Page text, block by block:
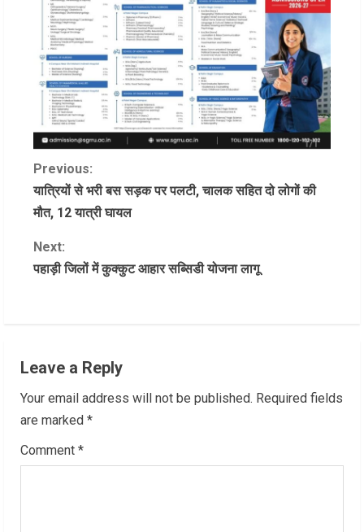
C
o
n
t
u
e
R
Previous:
यात्रियों से भरी बस सड़क पर पलटी, चालक सहित दो लोगों की
मौत, 12 यात्री घायल
Next:
पहाड़ी जिलों में कुक्कुट आहार सब्सिडी योजना लागू
Leave a Reply
Your email address will not be published. Required fields
are marked *
Comment *